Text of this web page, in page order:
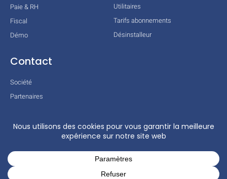
Paie & RH
Fiscal
Démo
Utilitaires
Tarifs abonnements
Désinstalleur
Contact
Société
Partenaires
Mentions légales
Conditions générales
Actualités